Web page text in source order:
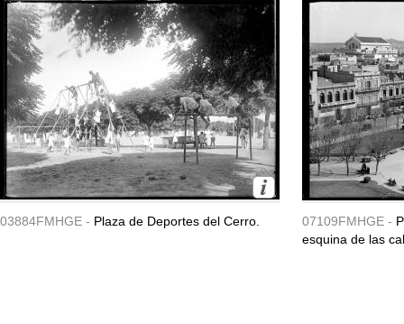
03884FMHGE - Plaza de Deportes del Cerro. 07109FMHGE -
esquina de las